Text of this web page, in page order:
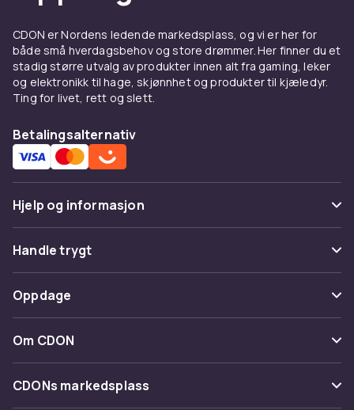
CDON er Nordens ledende markedsplass, og vi er her for
både små hverdagsbehov og store drømmer. Her finner du et
stadig større utvalg av produkter innen alt fra gaming, leker
og elektronikk til hage, skjønnhet og produkter til kjæledyr.
Ting for livet, rett og slett.
Betalingsalternativ
Hjelp og informasjon
Vanlige spørsmål
Spor pakke
Angre & returner her
Kontakt oss
Handle trygt
Betaling
Levering
Tilbakekallinger
Oppdage
Kategorier
Varemerker
Om CDON
Om oss
CDONs markedsplass